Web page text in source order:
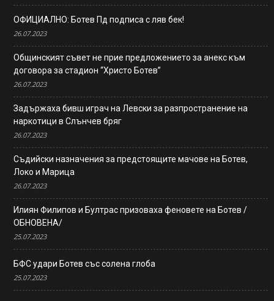
ОФИЦИАЛНО: Ботев Пд подписа с ляв бек!
26.07.2023
Общинският съвет не прие предложението за анекс към
договора за стадион “Христо Ботев”
26.07.2023
Задържаха бивш играч на Левски за разпространение на
наркотици в Слънчев бряг
26.07.2023
Съдийски назначения за предстоящите мачове на Ботев,
Локо и Марица
26.07.2023
Илиян Филипов и Бултрас призоваха феновете на Ботев /
ОБНОВЕНА/
25.07.2023
БФС удари Ботев със солена глоба
25.07.2023